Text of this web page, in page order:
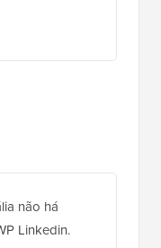
não há
Linkedin.